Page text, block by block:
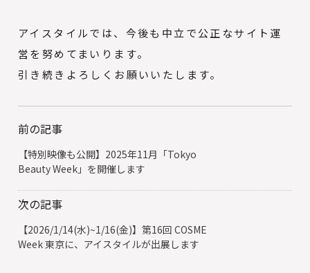
アイスタイルでは、今後も中立で公正なサイト運
営を努めてまいります。
引き続きよろしくお願いいたします。
前の記事
【特別映像も公開】2025年11月「Tokyo
Beauty Week」を開催します
次の記事
【2026/1/14(水)~1/16(金)】第16回 COSME
Week 東京に、アイスタイルが出展します